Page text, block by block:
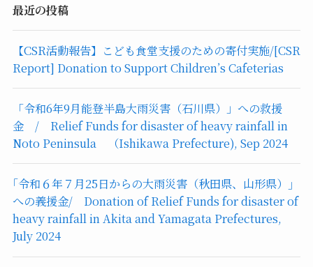
最近の投稿
【CSR活動報告】こども食堂支援のための寄付実施/[CSR
Report] Donation to Support Children’s Cafeterias
「令和6年9月能登半島大雨災害（石川県）」への救援
金 / Relief Funds for disaster of heavy rainfall in
Noto Peninsula （Ishikawa Prefecture), Sep 2024
｢令和６年７月25日からの大雨災害（秋田県、山形県）｣
への義援金/ Donation of Relief Funds for disaster of
heavy rainfall in Akita and Yamagata Prefectures,
July 2024